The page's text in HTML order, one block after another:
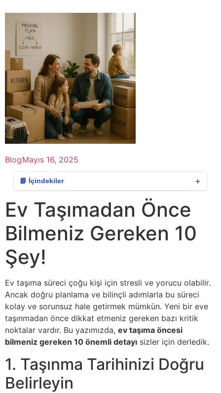
BlogMayıs 16, 2025
📘 İçindekiler ＋
Ev Taşımadan Önce
Bilmeniz Gereken 10
Şey!
Ev taşıma süreci çoğu kişi için stresli ve yorucu olabilir.
Ancak doğru planlama ve bilinçli adımlarla bu süreci
kolay ve sorunsuz hale getirmek mümkün. Yeni bir eve
taşınmadan önce dikkat etmeniz gereken bazı kritik
noktalar vardır. Bu yazımızda, ev taşıma öncesi
bilmeniz gereken 10 önemli detayı sizler için derledik.
1. Taşınma Tarihinizi Doğru
Belirleyin